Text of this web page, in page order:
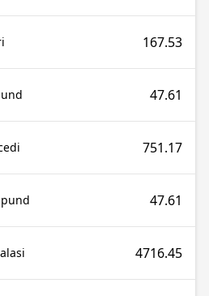
167.53
47.61
751.17
47.61
4716.45